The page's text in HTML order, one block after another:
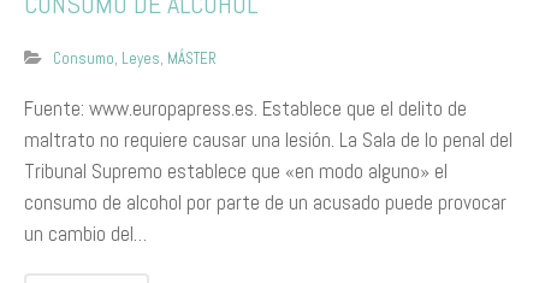
Consumo, Leyes, MÁSTER
Fuente: www.europapress.es. Establece que el delito de
maltrato no requiere causar una lesión. La Sala de lo penal del
Tribunal Supremo establece que «en modo alguno» el
consumo de alcohol por parte de un acusado puede provocar
un cambio del…